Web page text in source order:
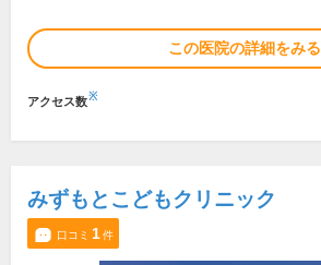
この医院の詳細をみる
アクセス数※
みずもとこどもクリニック
口コミ 1件